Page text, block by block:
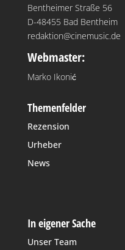
Bentheimer Straße 56
D-48455 Bad Bentheim
redaktion@cinemusic.de
Webmaster:
Marko Ikonić
Themenfelder
Rezension
Urheber
News
In eigener Sache
Unser Team